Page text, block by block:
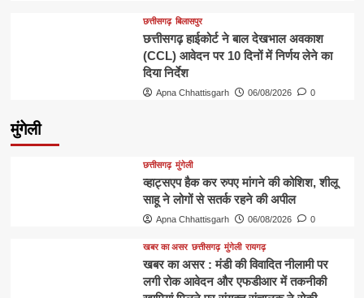
छत्तीसगढ़ बिलासपुर
छत्तीसगढ़ हाईकोर्ट ने बाल देखभाल अवकाश
(CCL) आवेदन पर 10 दिनों में निर्णय लेने का
दिया निर्देश
Apna Chhattisgarh 06/08/2026 0
मुंगेली
छत्तीसगढ़ मुंगेली
व्हाट्सएप हैक कर रुपए मांगने की कोशिश, शीलू
साहू ने लोगों से सतर्क रहने की अपील
Apna Chhattisgarh 06/08/2026 0
खबर का असर छत्तीसगढ़ मुंगेली रायगढ़
खबर का असर : मंडी की विवादित नीलामी पर
लगी रोक आवेदन और एफडीआर में तकनीकी